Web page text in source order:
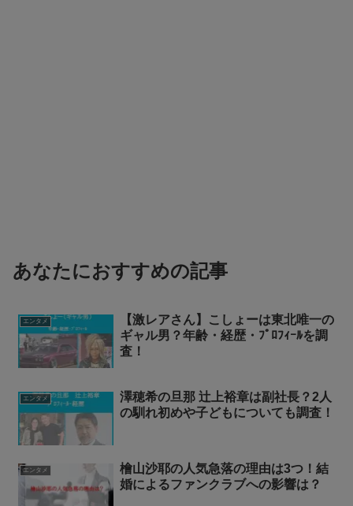
あなたにおすすめの記事
エンタメ
【激レアさん】こしょーは東北唯一の
ギャル男？年齢・経歴・ﾌﾟﾛﾌｨｰﾙを調
査！
エンタメ
澤穂希の旦那 辻上裕章は副社長？2人
の馴れ初めや子どもについても調査！
エンタメ
檜山沙耶の人気急落の理由は3つ！結
婚によるファンクラブへの影響は？